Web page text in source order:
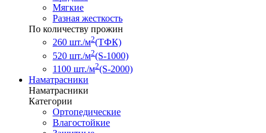
Мягкие
Разная жесткость
По количеству прожин
260 шт./м2(ТФК)
520 шт./м2(S-1000)
1100 шт./м2(S-2000)
Наматрасники
Наматрасники
Категории
Ортопедические
Влагостойкие